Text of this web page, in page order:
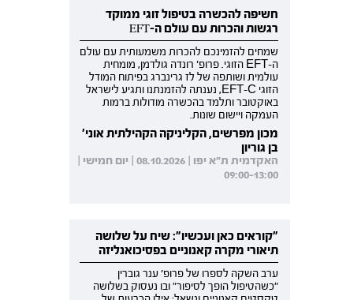
חשיפה להכשרה בטיפול זוגי ממוקד
רגשות והכרות עם עולם ה-EFT
שמחים להזמינכם להכרות משמעותית עם עולם
ה-EFT הזוגי. פרופ' רונדה גולדמן, מומחית
עולמית ושותפה של לז גרינברג בפיתוח המודל
הזוגי EFT-C, נענתה להזמנתנו ותגיע לישראל
באוקטובר ותלמד בהכשרה מודולות ברמות
העמקה ויישום שונות.
מכון מפרשים, הקליניקה הקהילתית אוני'
בן גוריון
האקדמית ת"א יפו | 08.10.2026 | יום חמישי |
09:00-13:00
"קוראים כאן ועכשיו": שיח על שלושה
תיאורי מקרה קאנוניים בפסיכואנליזה
ערב השקה לספרו של פרופ' ענר גוברין
"כשהטיפול הופך לסיפור" ובו נעסוק בשלושה